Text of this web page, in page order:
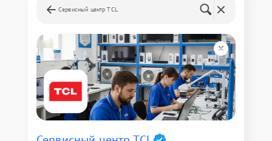
Сервисный центр TCL